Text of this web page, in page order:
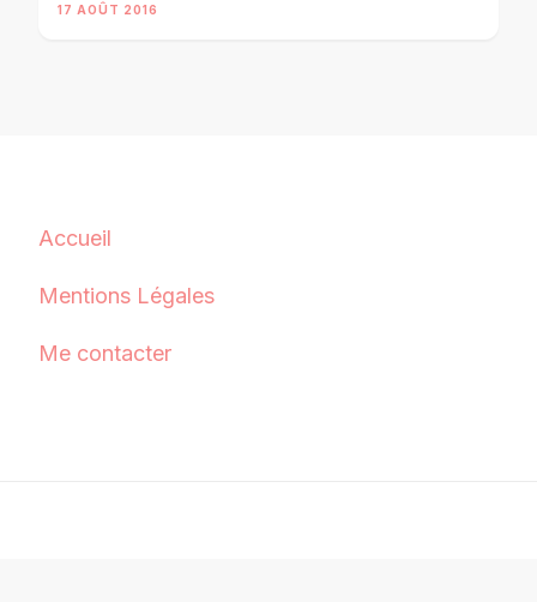
17 AOÛT 2016
Accueil
Mentions Légales
Me contacter